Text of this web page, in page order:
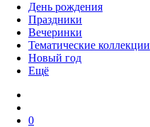
День рождения
Праздники
Вечеринки
Тематические коллекции
Новый год
Ещё
0